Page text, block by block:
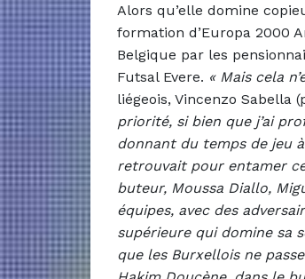
Alors qu’elle domine
formation d’Europa 2000
Belgique par les
Futsal Evere. « Mais cela
liégeois, Vincenzo Sabella
priorité, si bien que j’ai
donnant du temps de jeu
retrouvait pour entamer
buteur, Moussa Diallo,
équipes, avec des
supérieure qui domine sa
que les Burxellois ne